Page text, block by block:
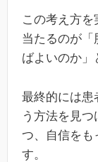
この考え方を
当たるのが
ばよいのか」
最終的には患
う方法を見つ
つ、自信をも
す。